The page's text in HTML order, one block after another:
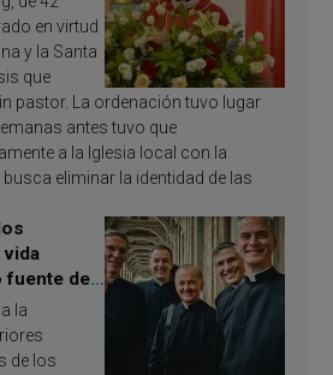
en virtud
y la Santa
que
pastor. La ordenación tuvo lugar
antes tuvo que
a la Iglesia local con la
eliminar la identidad de las
fuente de
la
de los